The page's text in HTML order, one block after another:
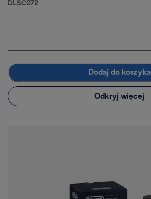
DLSC072
Dodaj do koszyka
Odkryj więcej